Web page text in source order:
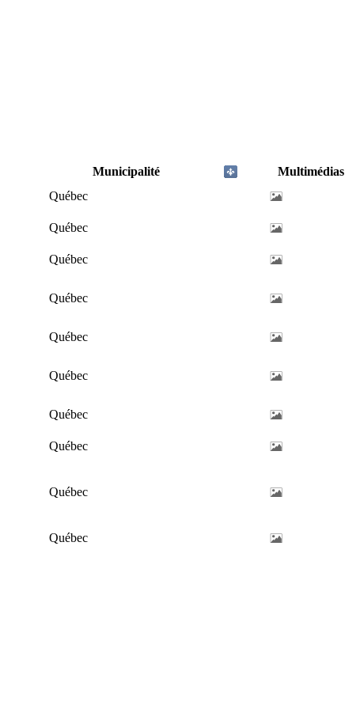
Municipalité
Multimédias
Québec
Québec
Québec
Québec
Québec
Québec
Québec
Québec
Québec
Québec